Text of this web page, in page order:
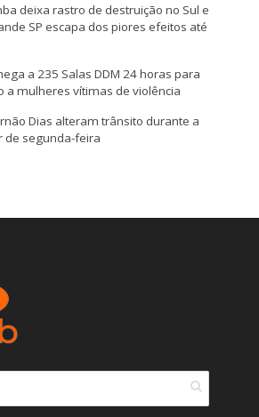
deixa rastro de destruição no Sul e
SP escapa dos piores efeitos até
a 235 Salas DDM 24 horas para
a mulheres vítimas de violência
Dias alteram trânsito durante a
de segunda-feira